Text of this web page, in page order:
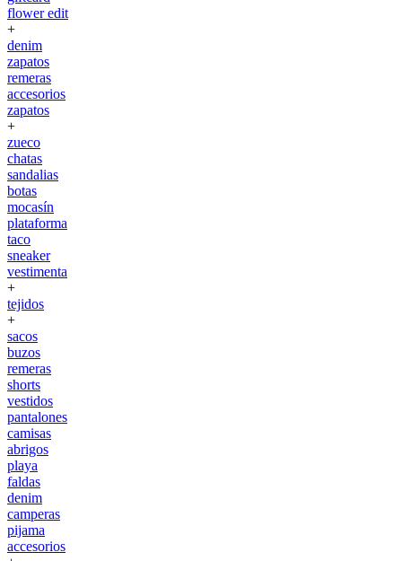
flower edit
+
denim
zapatos
remeras
accesorios
zapatos
+
zueco
chatas
sandalias
botas
mocasín
plataforma
taco
sneaker
vestimenta
+
tejidos
+
sacos
buzos
remeras
shorts
vestidos
pantalones
camisas
abrigos
playa
faldas
denim
camperas
pijama
accesorios